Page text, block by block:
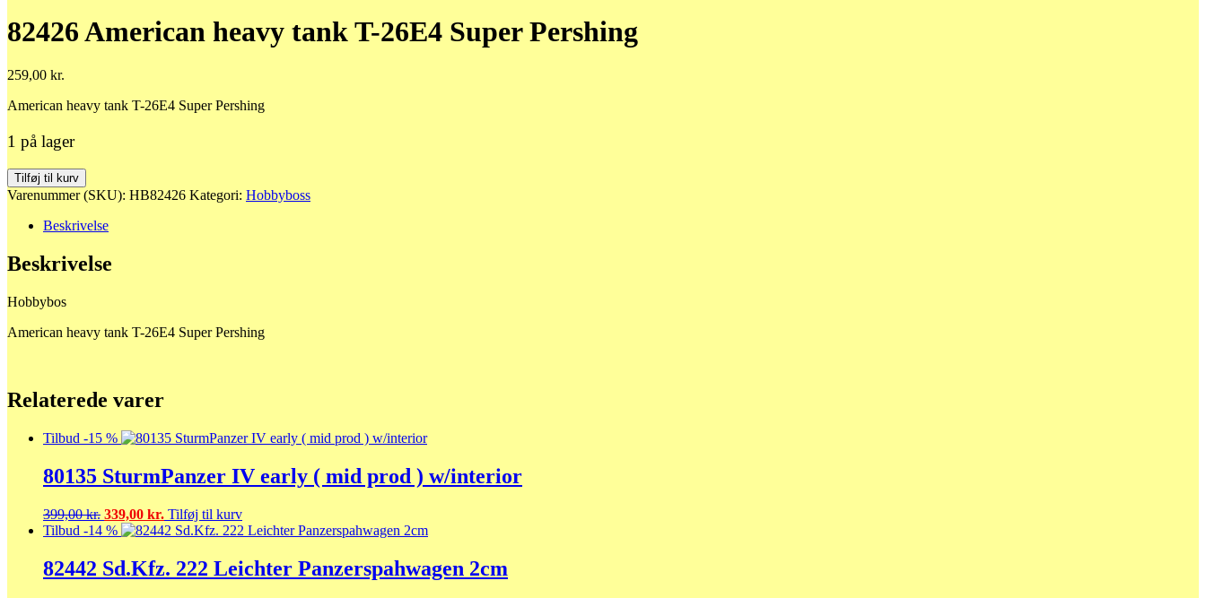
82426 American heavy tank T-26E4 Super Pershing
259,00 kr.
American heavy tank T-26E4 Super Pershing
1 på lager
82426
American
tank
26E4
Super
antal
Tilføj til kurv
Varenummer (SKU): HB82426 Kategori: Hobbyboss
Beskrivelse
Beskrivelse
Hobbybos
American heavy tank T-26E4 Super Pershing
Relaterede varer
Tilbud -15 %
80135 SturmPanzer IV early ( mid prod ) w/interior
399,00kr. Den
oprindelige
var:
399,00 kr..
339,00 kr. Den
aktuelle
er:
339,00 kr..
Tilføj til kurv
Tilbud -14 %
82442 Sd.Kfz. 222 Leichter Panzerspahwagen 2cm